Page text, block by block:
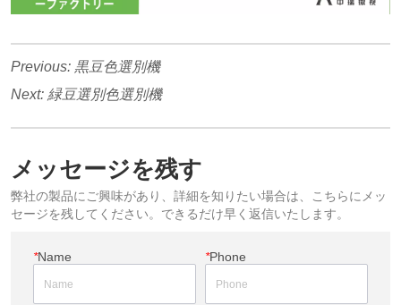
Previous: 黒豆色選別機
Next: 緑豆選別色選別機
メッセージを残す
弊社の製品にご興味があり、詳細を知りたい場合は、こちらにメッ
セージを残してください。できるだけ早く返信いたします。
*Name *Phone